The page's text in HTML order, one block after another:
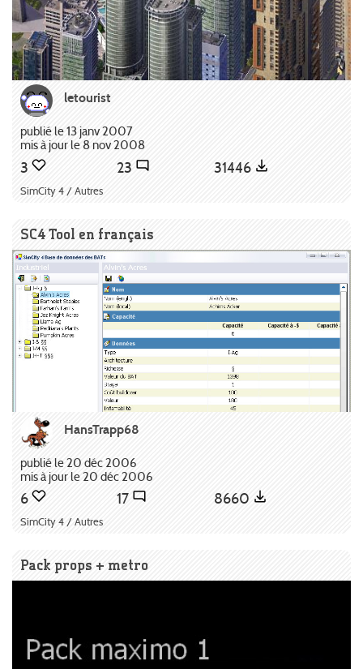
letourist
publié le 13 janv 2007
mis à jour le 8 nov 2008
3 23 31446
SimCity 4 / Autres
SC4 Tool en français
HansTrapp68
publié le 20 déc 2006
mis à jour le 20 déc 2006
6 17 8660
SimCity 4 / Autres
Pack props + metro